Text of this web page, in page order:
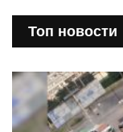
Топ новости